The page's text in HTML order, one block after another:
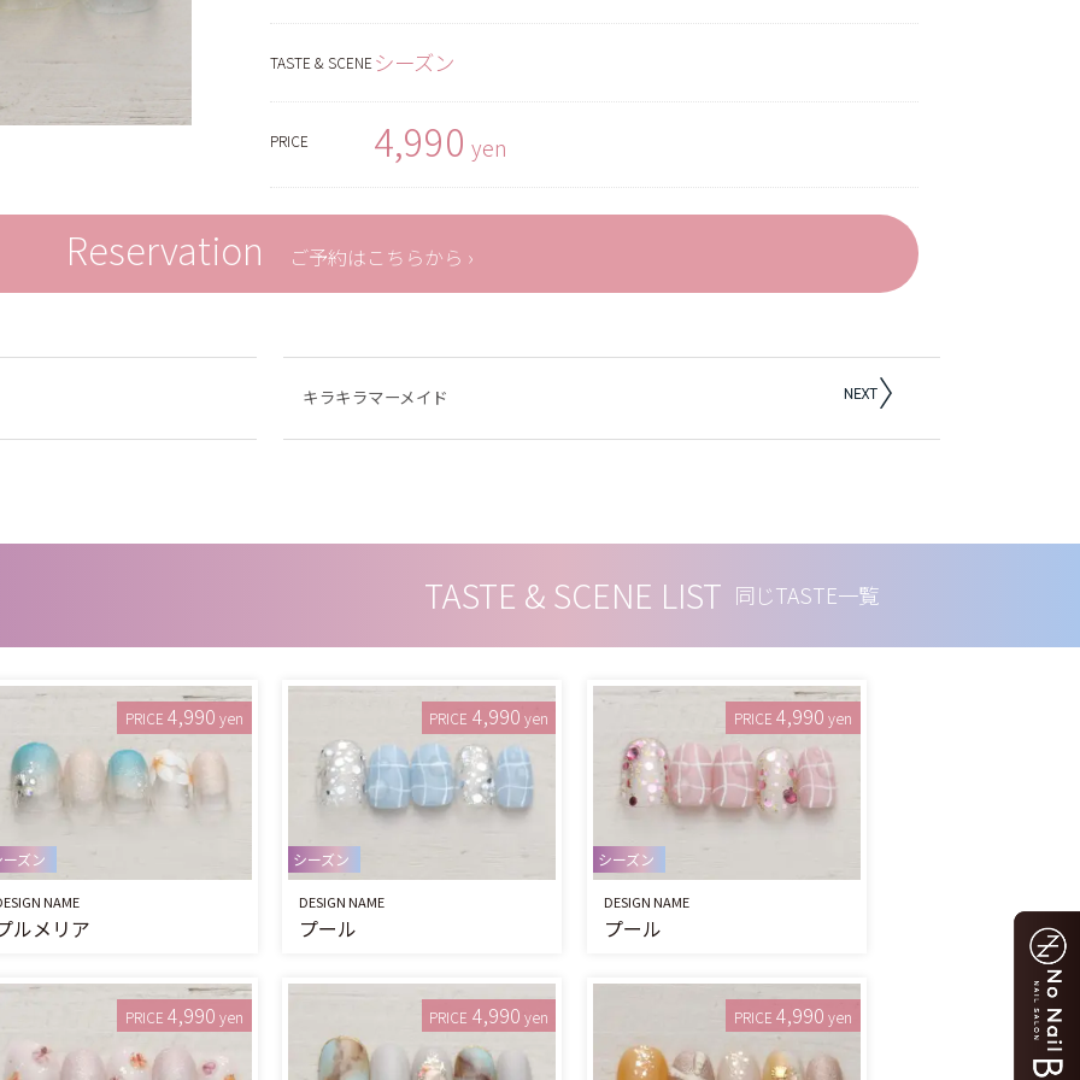
TASTE & SCENE シーズン
PRICE 4,990 yen
Reservation ご予約はこちらから ›
キラキラマーメイド
同じTASTE一覧
TASTE & SCENE LIST
PRICE 4,990 yen
ズン
NAME
ルメリア
PRICE 4,990 yen
シーズン
DESIGN NAME
プール
PRICE 4,990 yen
シーズン
DESIGN NAME
プール
PRICE 4,990 yen PRICE 4,990 yen PRICE 4,990 yen